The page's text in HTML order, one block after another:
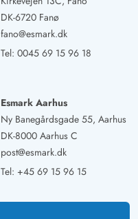
DK-6720 Fanø
fano@esmark.dk
Tel: 0045 69 15 96 18
Esmark Aarhus
Ny Banegårdsgade 55, Aarhus
DK-8000 Aarhus C
post@esmark.dk
Tel: +45 69 15 96 15